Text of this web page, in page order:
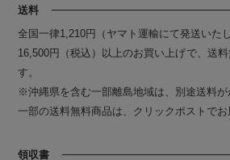
送料
全国一律1,210円（ヤマト運輸にて発送いたし
16,500円（税込）以上のお買い上げで、送
す。
※沖縄県を含む一部離島地域は、別途送料が
一部の送料無料商品は、クリックポストでお
領収書